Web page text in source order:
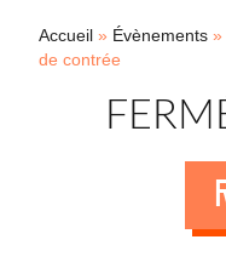
Accueil » Évènements »
de contrée